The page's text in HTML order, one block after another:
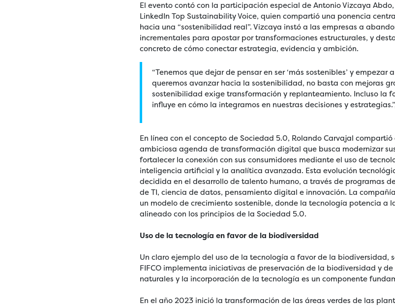
El evento contó con la participación especial de Antonio Vizcaya
LinkedIn Top Sustainability Voice, quien compartió una ponencia
hacia una “sostenibilidad real”. Vizcaya instó a las empresas a
incrementales para apostar por transformaciones estructurales, y
concreto de cómo conectar estrategia, evidencia y ambición.
“Tenemos que dejar de pensar en ser ‘más sostenibles’ y
queremos avanzar hacia la sostenibilidad, no basta con mejoras
sostenibilidad exige transformación y replanteamiento. Incluso la
influye en cómo la integramos en nuestras decisiones y
En línea con el concepto de Sociedad 5.0, Rolando Carvajal compartió
ambiciosa agenda de transformación digital que busca modernizar
fortalecer la conexión con sus consumidores mediante el uso de
inteligencia artificial y la analítica avanzada. Esta evolución
decidida en el desarrollo de talento humano, a través de programas
de TI, ciencia de datos, pensamiento digital e innovación. La
un modelo de crecimiento sostenible, donde la tecnología potencia a
alineado con los principios de la Sociedad 5.0.
Uso de la tecnología en favor de la biodiversidad
Un claro ejemplo del uso de la tecnología a favor de la biodiversidad,
FIFCO implementa iniciativas de preservación de la biodiversidad y
naturales y la incorporación de la tecnología es un componente
En el año 2023 inició la transformación de las áreas verdes de las